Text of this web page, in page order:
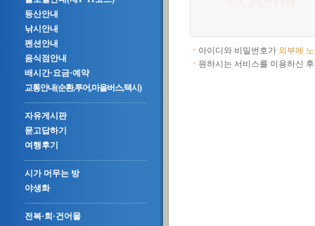
등산안내
낚시안내
펜션안내
음식점안내
배시간·요금·예약
교통안내(순환,투어,마을버스,택시)
자유게시판
묻고답하기
여행후기
시가 머무는 방
야생화
전복·회·건어물
ㆍ 아이디와 비밀번호가 외부에
ㆍ 원하시는 서비스를 이용하신